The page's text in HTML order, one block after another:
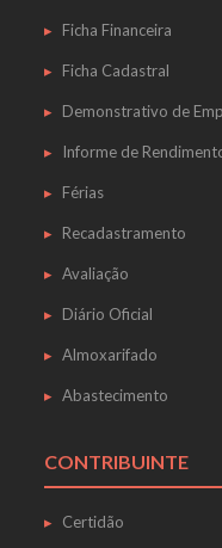
Ficha Financeira
Ficha Cadastral
Demonstrativo de
Informe de
Férias
Recadastramento
Avaliação
Diário Oficial
Almoxarifado
Abastecimento
CONTRIBUINTE
Certidão